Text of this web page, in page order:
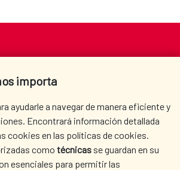
importa
ayudarle a navegar de manera eficiente y
Encontrará información detallada
cookies en las políticas de cookies.
como técnicas se guardan en su
esenciales para permitir las
OÙ NOUS COOPÉRONS
SALLE DE PRESSE